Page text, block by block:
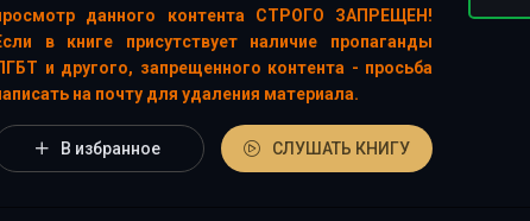
данного контента СТРОГО ЗАПРЕЩЕН!
в книге присутствует наличие пропаганды
и другого, запрещенного контента - просьба
на почту для удаления материала.
В избранное СЛУШАТЬ КНИГУ